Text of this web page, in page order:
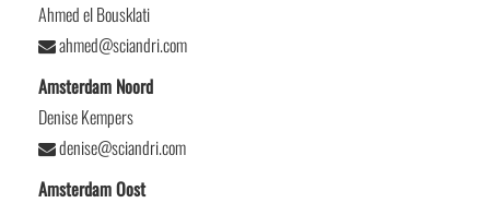
Ahmed el Bousklati
ahmed@sciandri.com
Amsterdam Noord
Denise Kempers
denise@sciandri.com
Amsterdam Oost